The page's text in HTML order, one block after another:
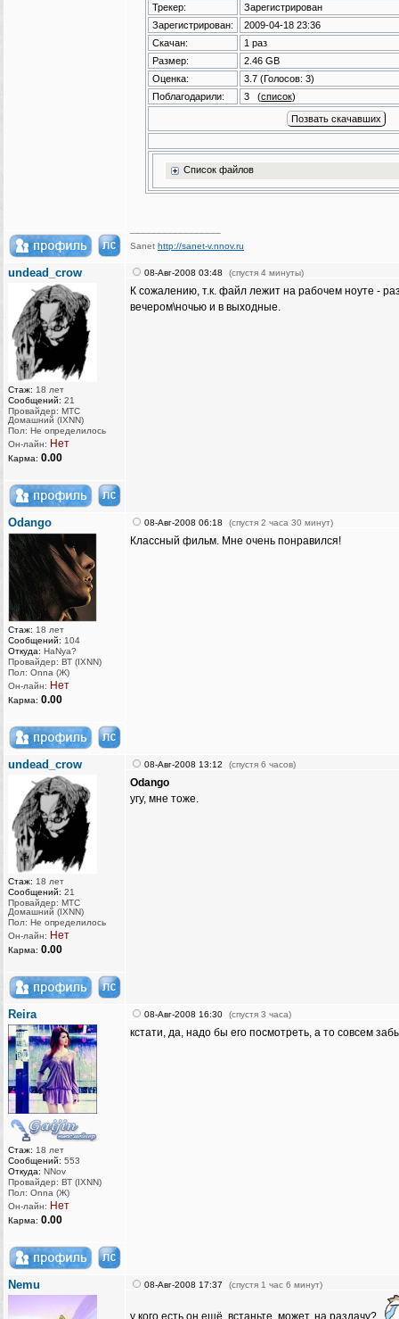
Трекер:
Зарегистрирован
Зарегистрирован:
2009-04-18 23:36
Скачан:
1 раз
Размер:
2.46 GB
Оценка:
3.7(Голосов: 3)
Поблагодарили:
3(список)
Список файлов
Sanet http://sanet-v.nnov.ru
undead_crow
Стаж: 18 лет
Сообщений: 21
Провайдер: МТС
Домашний (IXNN)
Пол: Не определилось
Он-лайн: Нет
Карма: 0.00
08-Авг-2008 03:48 (спустя 4 минуты)
К сожалению, т.к. файл лежит на рабочем ноуте -
вечером\ночью и в выходные.
Odango
Стаж: 18 лет
Сообщений: 104
Откуда: HaNya?
Провайдер: ВТ (IXNN)
Пол: Onna (Ж)
Он-лайн: Нет
Карма: 0.00
08-Авг-2008 06:18 (спустя 2 часа 30 минут)
Классный фильм. Мне очень понравился!
undead_crow
Стаж: 18 лет
Сообщений: 21
Провайдер: МТС
Домашний (IXNN)
Пол: Не определилось
Он-лайн: Нет
Карма: 0.00
08-Авг-2008 13:12 (спустя 6 часов)
Odango
угу, мне тоже.
Reira
Стаж: 18 лет
Сообщений: 553
Откуда: NNov
Провайдер: ВТ (IXNN)
Пол: Onna (Ж)
Он-лайн: Нет
Карма: 0.00
08-Авг-2008 16:30 (спустя 3 часа)
кстати, да, надо бы его посмотреть, а то совсем
Nemu 08-Авг-2008 17:37 (спустя 1 час 6 минут)